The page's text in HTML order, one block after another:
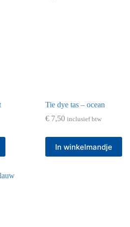
Tie dye tas – ocean
€7,50 inclusief btw
In winkelmandje